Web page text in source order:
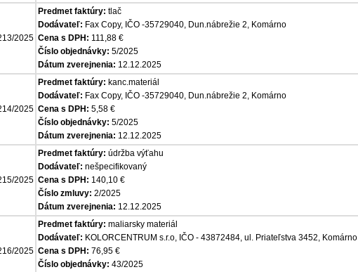
2025
Predmet faktúry: tlač
Dodávateľ: Fax Copy, IČO -35729040, Dun.nábrežie 2, Komárno
Cena s DPH: 111,88 €
Číslo objednávky: 5/2025
Dátum zverejnenia: 12.12.2025
2025
Predmet faktúry: kanc.materiál
Dodávateľ: Fax Copy, IČO -35729040, Dun.nábrežie 2, Komárno
Cena s DPH: 5,58 €
Číslo objednávky: 5/2025
Dátum zverejnenia: 12.12.2025
2025
Predmet faktúry: údržba výťahu
Dodávateľ: nešpecifikovaný
Cena s DPH: 140,10 €
Číslo zmluvy: 2/2025
Dátum zverejnenia: 12.12.2025
2025
Predmet faktúry: maliarsky materiál
Dodávateľ: KOLORCENTRUM s.r.o, IČO - 43872484, ul. Priateľstva 3452, Komárno
Cena s DPH: 76,95 €
Číslo objednávky: 43/2025